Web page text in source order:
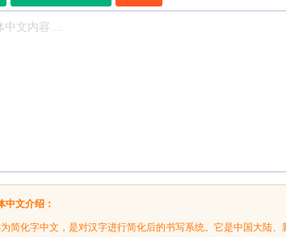
中文介绍：
简化字中文，是对汉字进行简化后的书写系统。它是中国大陆、